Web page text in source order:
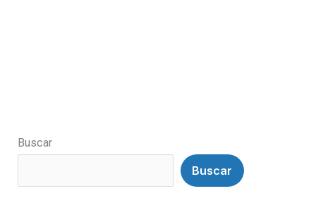
Buscar
Buscar